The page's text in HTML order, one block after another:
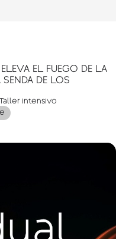
EL FUEGO DE LA
DE LOS
Taller intensivo